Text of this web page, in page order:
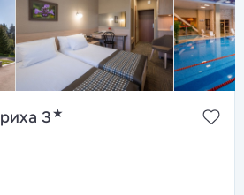
3★